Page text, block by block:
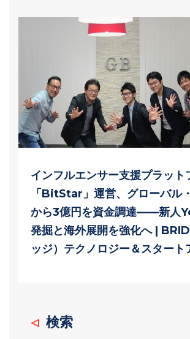
インフルエンサー支援プラット
「BitStar」運営、グローバル
から3億円を資金調達——新人
発掘と海外展開を強化へ |
ッジ）テクノロジー＆スタート
検索